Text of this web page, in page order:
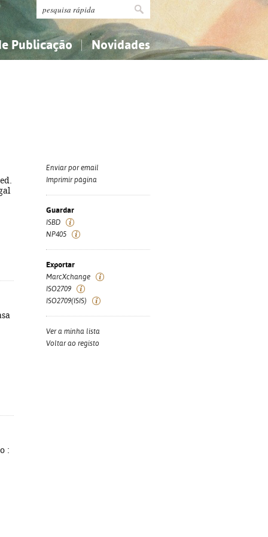
Publicação Novidades
:
Enviar por email
Imprimir página
Guardar
ISBD
NP405
Exportar
MarcXchange
ISO2709
ISO2709(ISIS)
Ver a minha lista
Voltar ao registo